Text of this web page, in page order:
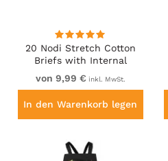
20 Nodi Stretch Cotton
Briefs with Internal
Elastic Band and Low
Rise White
von 9,99 € inkl. MwSt.
In den Warenkorb legen